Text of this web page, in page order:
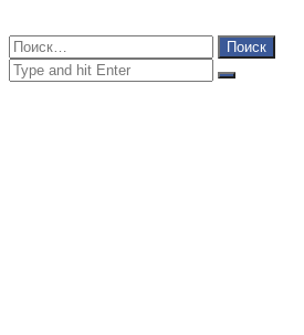
Close
Найти:
Close
Search